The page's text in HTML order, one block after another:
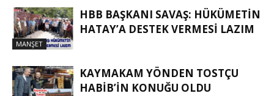
MANŞET
HBB BAŞKANI SAVAŞ: HÜKÜMETİN
HATAY’A DESTEK VERMESİ LAZIM
KAYMAKAM YÖNDEN TOSTÇU
HABIB’IN KONUĞU OLDU